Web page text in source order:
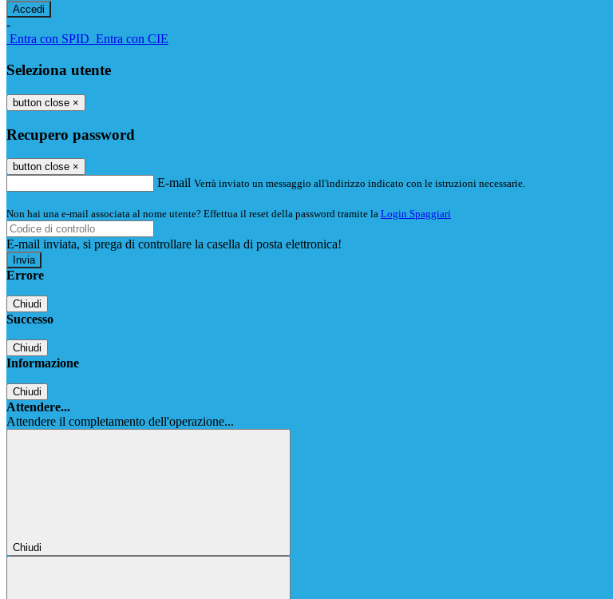
-
Entra con SPID Entra con CIE
Seleziona utente
button close ×
Recupero password
button close ×
E-mail Verrà inviato un messaggio all'indirizzo indicato con le istruzioni necessarie.
Non hai una e-mail associata al nome utente? Effettua il reset della password tramite la Login Spaggiari
E-mail inviata, si prega di controllare la casella di posta elettronica!
Errore
Chiudi
Successo
Chiudi
Informazione
Chiudi
Attendere...
Attendere il completamento dell'operazione...
Chiudi